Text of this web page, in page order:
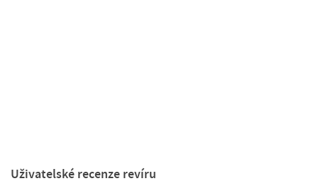
Uživatelské recenze revíru